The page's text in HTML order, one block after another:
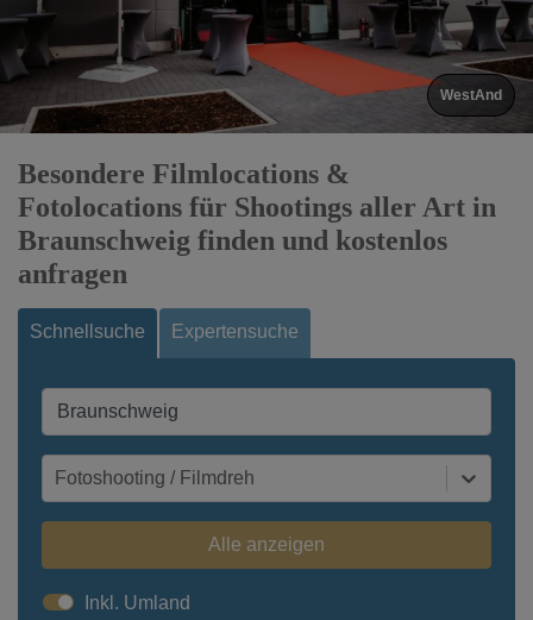
WestAnd
Besondere Filmlocations &
Fotolocations für Shootings aller Art in
Braunschweig finden und kostenlos
anfragen
Schnellsuche Expertensuche
Fotoshooting / Filmdreh
Alle anzeigen
Inkl. Umland